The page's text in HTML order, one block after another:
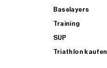
Baselayers
Training
SUP
Triathlon kaufen